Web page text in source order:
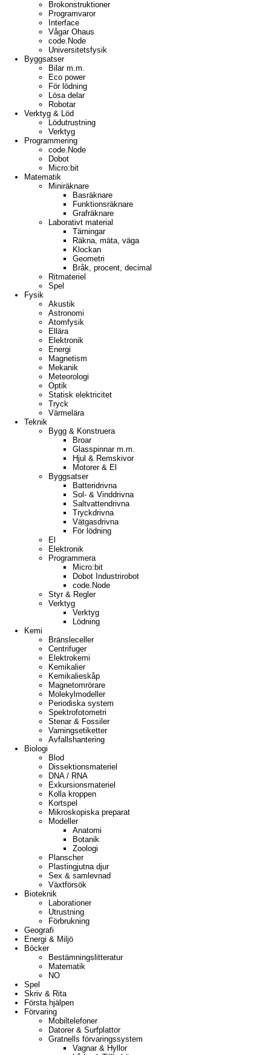
Brokonstruktioner
Programvaror
Interface
Vågar Ohaus
code.Node
Universitetsfysik
Byggsatser
Bilar m.m.
Eco power
För lödning
Lösa delar
Robotar
Verktyg & Löd
Lödutrustning
Verktyg
Programmering
code.Node
Dobot
Micro:bit
Matematik
Miniräknare
Basräknare
Funktionsräknare
Grafräknare
Laborativt material
Tärningar
Räkna, mäta, väga
Klockan
Geometri
Bråk, procent, decimal
Ritmateriel
Spel
Fysik
Akustik
Astronomi
Atomfysik
Ellära
Elektronik
Energi
Magnetism
Mekanik
Meteorologi
Optik
Statisk elektricitet
Tryck
Värmelära
Teknik
Bygg & Konstruera
Broar
Glasspinnar m.m.
Hjul & Remskivor
Motorer & El
Byggsatser
Batteridrivna
Sol- & Vinddrivna
Saltvattendrivna
Tryckdrivna
Vätgasdrivna
För lödning
El
Elektronik
Programmera
Micro:bit
Dobot Industrirobot
code.Node
Styr & Regler
Verktyg
Verktyg
Lödning
Kemi
Bränsleceller
Centrifuger
Elektrokemi
Kemikalier
Kemikalieskåp
Magnetomrörare
Molekylmodeller
Periodiska system
Spektrofotometri
Stenar & Fossiler
Varningsetiketter
Avfallshantering
Biologi
Blod
Dissektionsmateriel
DNA / RNA
Exkursionsmateriel
Kolla kroppen
Kortspel
Mikroskopiska preparat
Modeller
Anatomi
Botanik
Zoologi
Planscher
Plastingjutna djur
Sex & samlevnad
Växtförsök
Bioteknik
Laborationer
Utrustning
Förbrukning
Geografi
Energi & Miljö
Böcker
Bestämningslitteratur
Matematik
NO
Spel
Skriv & Rita
Första hjälpen
Förvaring
Mobiltelefoner
Datorer & Surfplattor
Gratnells förvaringssystem
Vagnar & Hyllor